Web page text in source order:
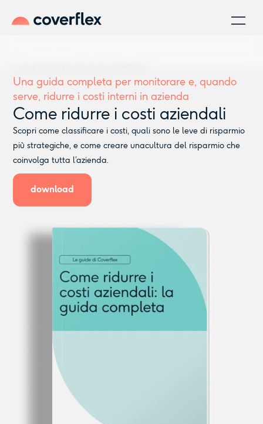
Una guida completa per monitorare e, quando
serve, ridurre i costi interni in azienda
Come ridurre i costi aziendali
Scopri come classificare i costi, quali sono le leve di risparmio
più strategiche, e come creare unacultura del risparmio che
coinvolga tutta l’azienda.
download